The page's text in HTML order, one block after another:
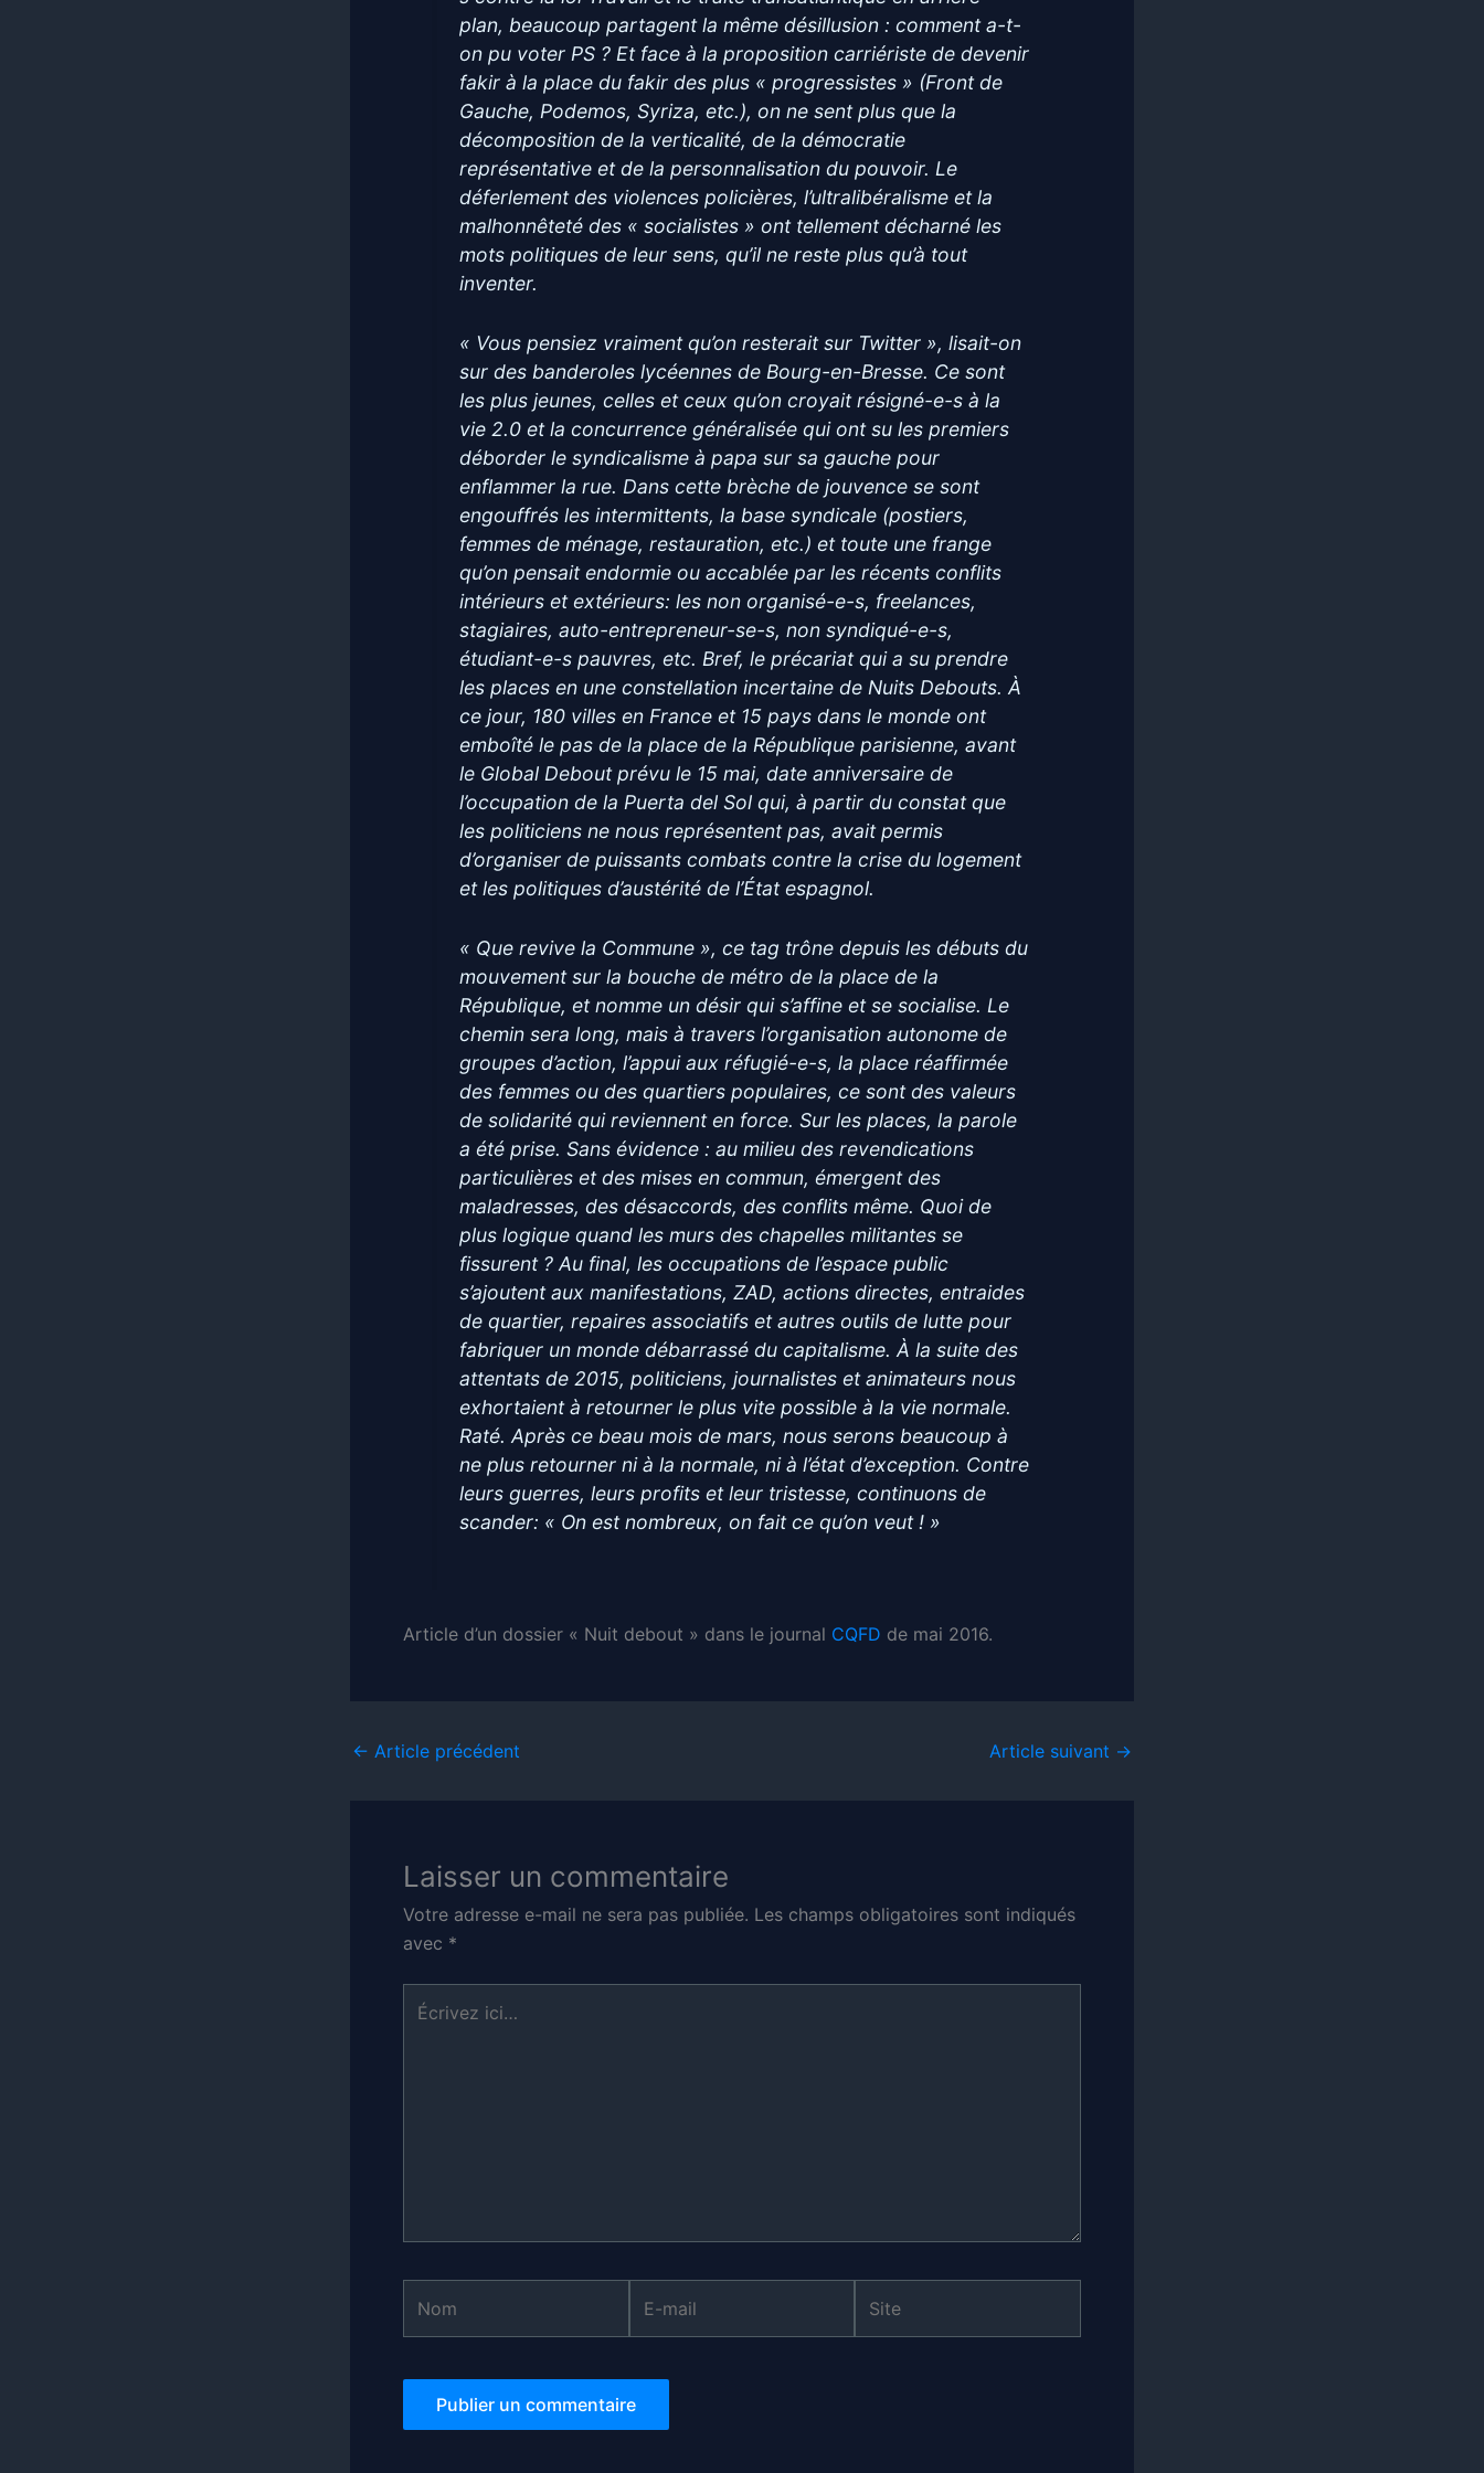
plan, beaucoup partagent la même désillusion : comment a-t-
on pu voter PS ? Et face à la proposition carriériste de devenir
fakir à la place du fakir des plus « progressistes » (Front de
Gauche, Podemos, Syriza, etc.), on ne sent plus que la
décomposition de la verticalité, de la démocratie
représentative et de la personnalisation du pouvoir. Le
déferlement des violences policières, l’ultralibéralisme et la
malhonnêteté des « socialistes » ont tellement décharné les
mots politiques de leur sens, qu’il ne reste plus qu’à tout
inventer.
« Vous pensiez vraiment qu’on resterait sur Twitter », lisait-on
sur des banderoles lycéennes de Bourg-en-Bresse. Ce sont
les plus jeunes, celles et ceux qu’on croyait résigné-e-s à la
vie 2.0 et la concurrence généralisée qui ont su les premiers
déborder le syndicalisme à papa sur sa gauche pour
enflammer la rue. Dans cette brèche de jouvence se sont
engouffrés les intermittents, la base syndicale (postiers,
femmes de ménage, restauration, etc.) et toute une frange
qu’on pensait endormie ou accablée par les récents conflits
intérieurs et extérieurs: les non organisé-e-s, freelances,
stagiaires, auto-entrepreneur-se-s, non syndiqué-e-s,
étudiant-e-s pauvres, etc. Bref, le précariat qui a su prendre
les places en une constellation incertaine de Nuits Debouts. À
ce jour, 180 villes en France et 15 pays dans le monde ont
emboîté le pas de la place de la République parisienne, avant
le Global Debout prévu le 15 mai, date anniversaire de
l’occupation de la Puerta del Sol qui, à partir du constat que
les politiciens ne nous représentent pas, avait permis
d’organiser de puissants combats contre la crise du logement
et les politiques d’austérité de l’État espagnol.
« Que revive la Commune », ce tag trône depuis les débuts du
mouvement sur la bouche de métro de la place de la
République, et nomme un désir qui s’affine et se socialise. Le
chemin sera long, mais à travers l’organisation autonome de
groupes d’action, l’appui aux réfugié-e-s, la place réaffirmée
des femmes ou des quartiers populaires, ce sont des valeurs
de solidarité qui reviennent en force. Sur les places, la parole
a été prise. Sans évidence : au milieu des revendications
particulières et des mises en commun, émergent des
maladresses, des désaccords, des conflits même. Quoi de
plus logique quand les murs des chapelles militantes se
fissurent ? Au final, les occupations de l’espace public
s’ajoutent aux manifestations, ZAD, actions directes, entraides
de quartier, repaires associatifs et autres outils de lutte pour
fabriquer un monde débarrassé du capitalisme. À la suite des
attentats de 2015, politiciens, journalistes et animateurs nous
exhortaient à retourner le plus vite possible à la vie normale.
Raté. Après ce beau mois de mars, nous serons beaucoup à
ne plus retourner ni à la normale, ni à l’état d’exception. Contre
leurs guerres, leurs profits et leur tristesse, continuons de
scander: « On est nombreux, on fait ce qu’on veut ! »
Article d’un dossier « Nuit debout » dans le journal CQFD de mai 2016.
← Article précédent Article suivant →
Laisser un commentaire
Votre adresse e-mail ne sera pas publiée. Les champs obligatoires sont indiqués
avec *
Écrivez
ici…
mail